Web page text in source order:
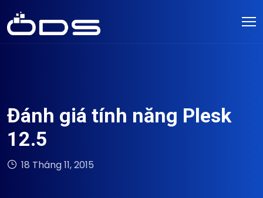
Đánh giá tính năng Plesk
12.5
18 Tháng 11, 2015